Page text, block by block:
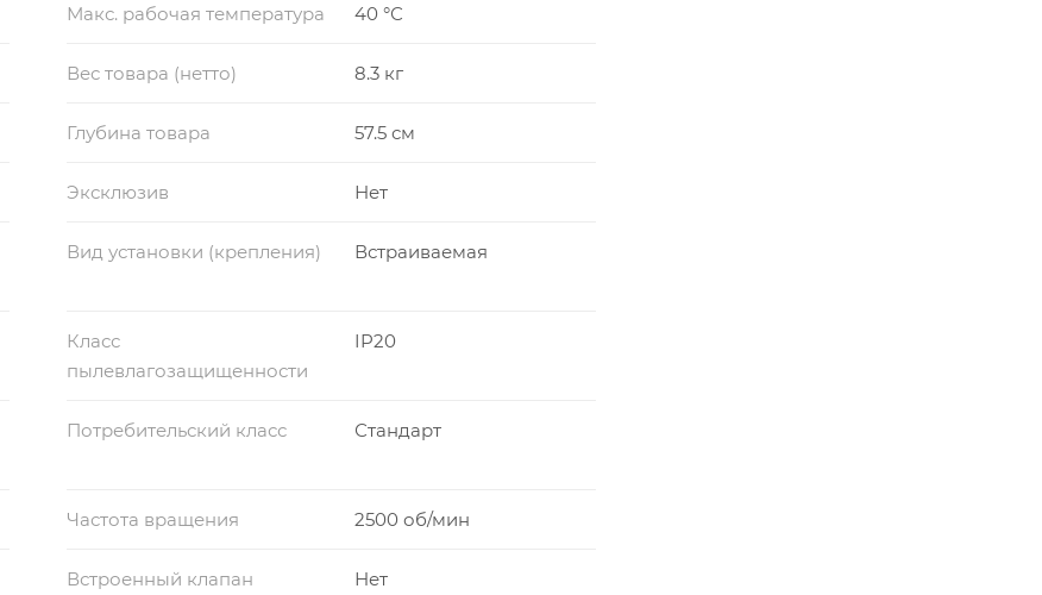
Макс. рабочая температура 40 °С
Вес товара (нетто) 8.3 кг
Глубина товара 57.5 см
Эксклюзив Нет
Вид установки (крепления) Встраиваемая
Класс
пылевлагозащищенности
IP20
Потребительский класс Стандарт
Частота вращения 2500 об/мин
Встроенный клапан
Нет